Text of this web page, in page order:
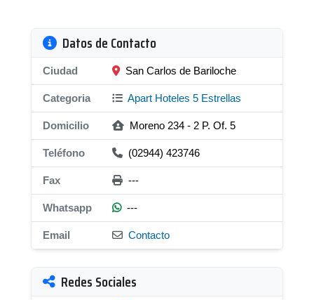
Datos de Contacto
Ciudad San Carlos de Bariloche
Categoria Apart Hoteles 5 Estrellas
Domicilio Moreno 234 - 2 P. Of. 5
Teléfono (02944) 423746
Fax ---
Whatsapp ---
Email Contacto
Redes Sociales